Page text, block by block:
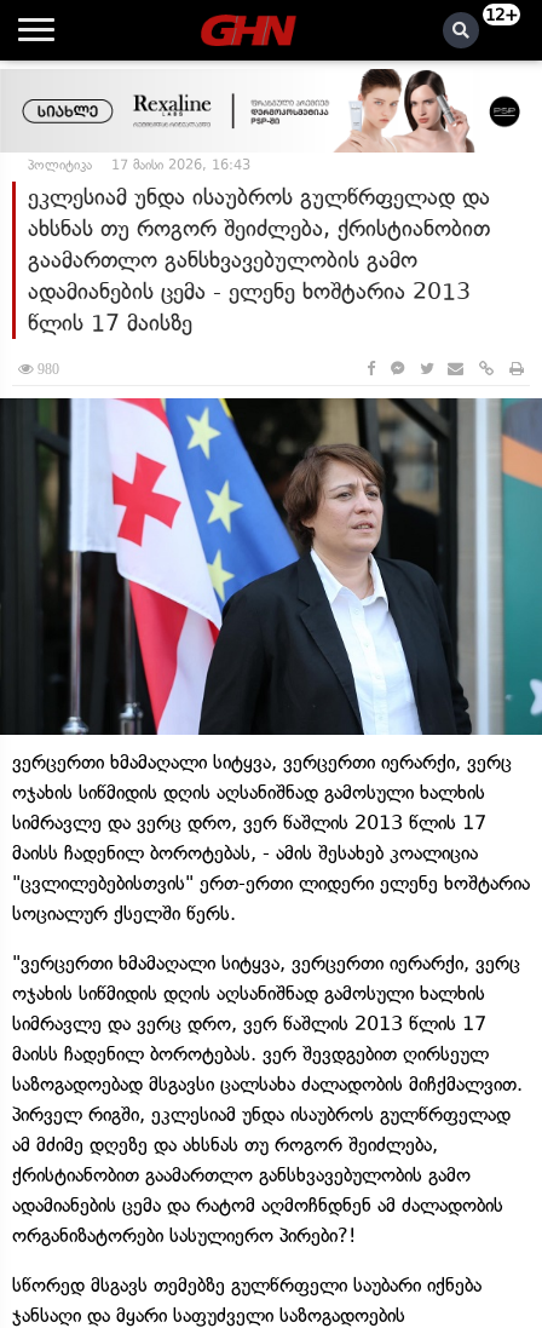
12+
პოლიტიკა 17 მაისი 2026, 16:43
ეკლესიამ უნდა ისაუბროს გულწრფელად და
ახსნას თუ როგორ შეიძლება, ქრისტიანობით
გაამართლო განსხვავებულობის გამო
ადამიანების ცემა - ელენე ხოშტარია 2013
წლის 17 მაისზე
980
ვერცერთი ხმამაღალი სიტყვა, ვერცერთი იერარქი, ვერც
ოჯახის სიწმიდის დღის აღსანიშნად გამოსული ხალხის
სიმრავლე და ვერც დრო, ვერ წაშლის 2013 წლის 17
მაისს ჩადენილ ბოროტებას, - ამის შესახებ კოალიცია
"ცვლილებებისთვის" ერთ-ერთი ლიდერი ელენე ხოშტარია
სოციალურ ქსელში წერს.
"ვერცერთი ხმამაღალი სიტყვა, ვერცერთი იერარქი, ვერც
ოჯახის სიწმიდის დღის აღსანიშნად გამოსული ხალხის
სიმრავლე და ვერც დრო, ვერ წაშლის 2013 წლის 17
მაისს ჩადენილ ბოროტებას. ვერ შევდგებით ღირსეულ
საზოგადოებად მსგავსი ცალსახა ძალადობის მიჩქმალვით.
პირველ რიგში, ეკლესიამ უნდა ისაუბროს გულწრფელად
ამ მძიმე დღეზე და ახსნას თუ როგორ შეიძლება,
ქრისტიანობით გაამართლო განსხვავებულობის გამო
ადამიანების ცემა და რატომ აღმოჩნდნენ ამ ძალადობის
ორგანიზატორები სასულიერო პირები?!
სწორედ მსგავს თემებზე გულწრფელი საუბარი იქნება
ჯანსაღი და მყარი საფუძველი საზოგადოების